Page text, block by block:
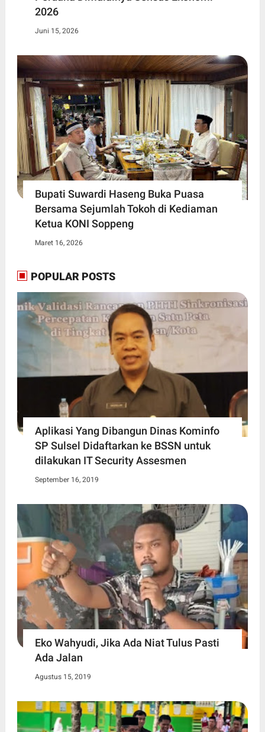
2026
Juni 15, 2026
Bupati Suwardi Haseng Buka Puasa
Bersama Sejumlah Tokoh di Kediaman
Ketua KONI Soppeng
Maret 16, 2026
POPULAR POSTS
Aplikasi Yang Dibangun Dinas Kominfo
SP Sulsel Didaftarkan ke BSSN untuk
dilakukan IT Security Assesmen
September 16, 2019
Eko Wahyudi, Jika Ada Niat Tulus Pasti
Ada Jalan
Agustus 15, 2019